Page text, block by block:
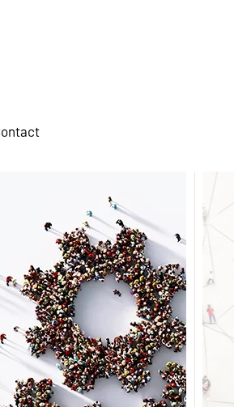
Stel ons een vraag,
kaart een thema of
probleem aan of doe